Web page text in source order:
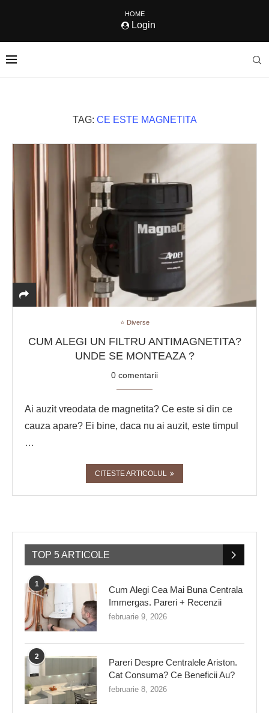
HOME
Login
TAG: CE ESTE MAGNETITA
⭐ Diverse
CUM ALEGI UN FILTRU ANTIMAGNETITA?
UNDE SE MONTEAZA ?
0 comentarii
Ai auzit vreodata de magnetita? Ce este si din ce
cauza apare? Ei bine, daca nu ai auzit, este timpul
…
CITESTE ARTICOLUL
TOP 5 ARTICOLE
1
Cum Alegi Cea Mai Buna Centrala
Immergas. Pareri + Recenzii
februarie 9, 2026
2
Pareri Despre Centralele Ariston.
Cat Consuma? Ce Beneficii Au?
februarie 8, 2026